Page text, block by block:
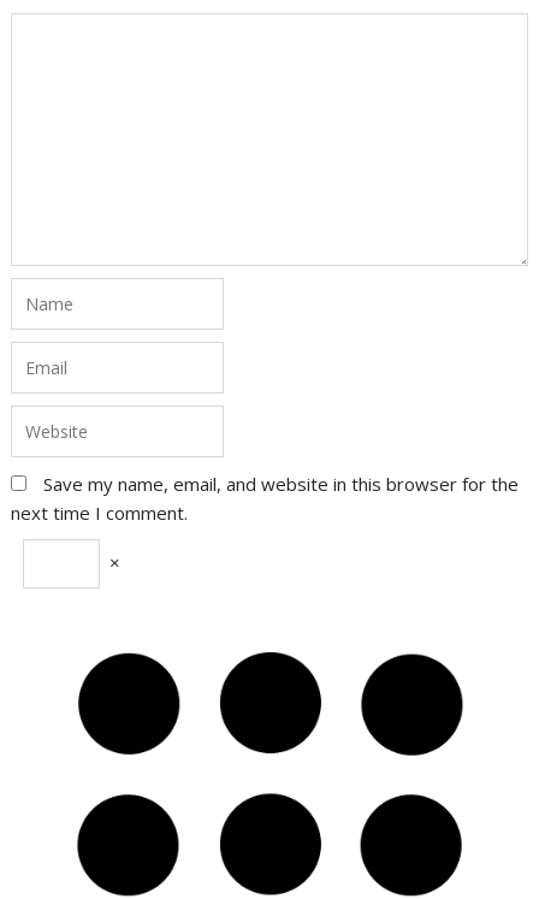
Save my name, email, and website in this browser for the
next time I comment.
×